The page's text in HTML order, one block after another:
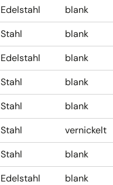
Edelstahl
blank
Stahl
blank
Edelstahl
blank
Stahl
blank
Stahl
blank
Stahl
vernickelt
Stahl
blank
Edelstahl
blank